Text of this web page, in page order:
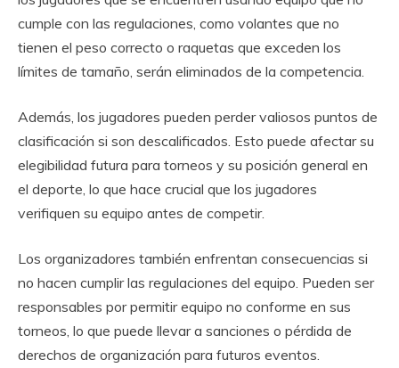
cumple con las regulaciones, como volantes que no
tienen el peso correcto o raquetas que exceden los
límites de tamaño, serán eliminados de la competencia.
Además, los jugadores pueden perder valiosos puntos de
clasificación si son descalificados. Esto puede afectar su
elegibilidad futura para torneos y su posición general en
el deporte, lo que hace crucial que los jugadores
verifiquen su equipo antes de competir.
Los organizadores también enfrentan consecuencias si
no hacen cumplir las regulaciones del equipo. Pueden ser
responsables por permitir equipo no conforme en sus
torneos, lo que puede llevar a sanciones o pérdida de
derechos de organización para futuros eventos.